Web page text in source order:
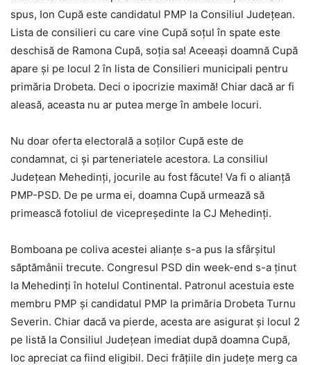
spus, Ion Cupă este candidatul PMP la Consiliul Județean.
Lista de consilieri cu care vine Cupă soțul în spate este
deschisă de Ramona Cupă, soția sa! Aceeași doamnă Cupă
apare și pe locul 2 în lista de Consilieri municipali pentru
primăria Drobeta. Deci o ipocrizie maximă! Chiar dacă ar fi
aleasă, aceasta nu ar putea merge în ambele locuri.
Nu doar oferta electorală a soților Cupă este de
condamnat, ci și parteneriatele acestora. La consiliul
Județean Mehedinți, jocurile au fost făcute! Va fi o alianță
PMP-PSD. De pe urma ei, doamna Cupă urmează să
primească fotoliul de vicepreședinte la CJ Mehedinți.
Bomboana pe coliva acestei alianțe s-a pus la sfârșitul
săptămânii trecute. Congresul PSD din week-end s-a ținut
la Mehedinți în hotelul Continental. Patronul acestuia este
membru PMP și candidatul PMP la primăria Drobeta Turnu
Severin. Chiar dacă va pierde, acesta are asigurat și locul 2
pe listă la Consiliul Județean imediat după doamna Cupă,
loc apreciat ca fiind eligibil. Deci frățiile din județe merg ca